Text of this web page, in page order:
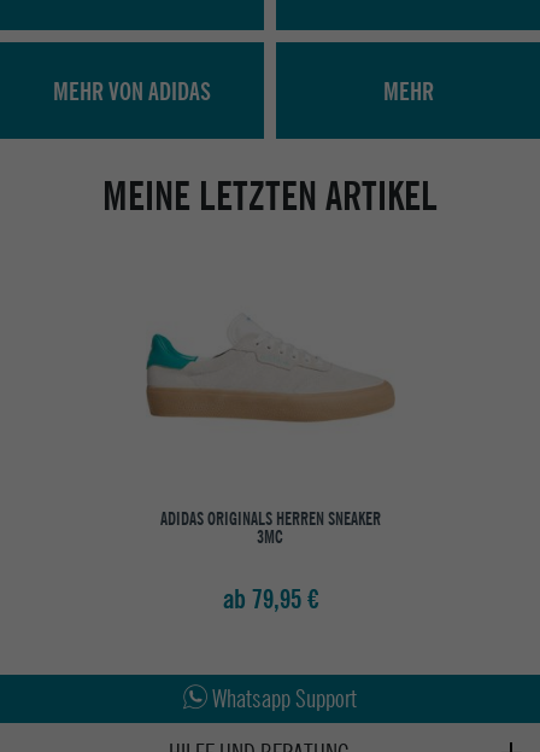
MEHR VON ADIDAS MEHR
MEINE LETZTEN ARTIKEL
ADIDAS ORIGINALS HERREN SNEAKER
3MC
ab 79,95 €
Whatsapp Support